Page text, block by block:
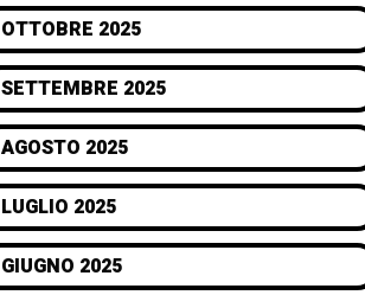
OTTOBRE 2025
SETTEMBRE 2025
AGOSTO 2025
LUGLIO 2025
GIUGNO 2025